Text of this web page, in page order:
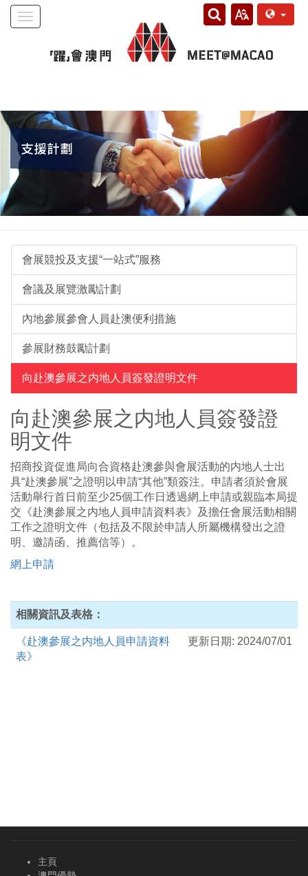
Toggle
會展競投及支援“一站式”服務
會議及展覽激勵計劃
內地參展參會人員赴澳便利措施
參展財務鼓勵計劃
向赴澳參展之内地人員簽發證明文件
向赴澳參展之内地人員簽發證
明文件
招商投資促進局向合資格赴澳參與會展活動的内地人士出
具“赴澳參展”之證明以申請“其他”類簽注。申請者須於會展
活動舉行首日前至少25個工作日透過網上申請或親臨本局提
交《赴澳參展之内地人員申請資料表》及擔任會展活動相關
工作之證明文件（包括及不限於申請人所屬機構發出之證
明、邀請函、推薦信等）。
網上申請
相關資訊及表格：
《赴澳參展之内地人員申請資料
表》
更新日期: 2024/07/01
主頁